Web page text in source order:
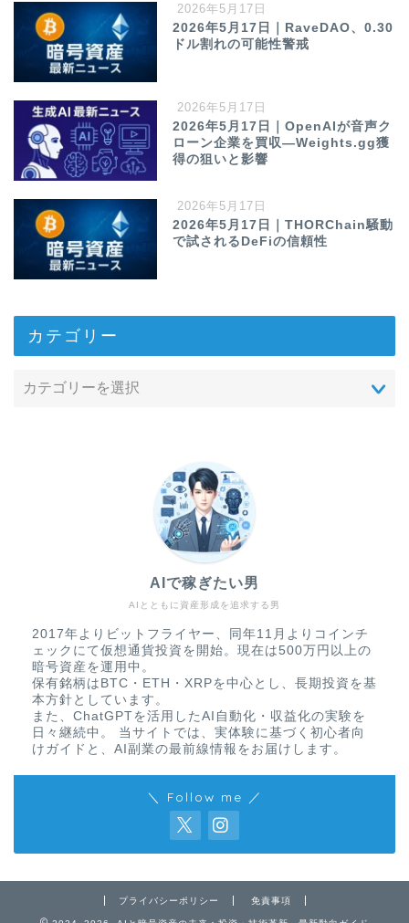
2026年5月17日
2026年5月17日｜RaveDAO、0.30
ドル割れの可能性警戒
2026年5月17日
2026年5月17日｜OpenAIが音声ク
ローン企業を買収—Weights.gg獲
得の狙いと影響
2026年5月17日
2026年5月17日｜THORChain騒動
で試されるDeFiの信頼性
カテゴリー
AIとともに資産形成を追求する男
AIで稼ぎたい男
2017年よりビットフライヤー、同年11月よりコインチ
ェックにて仮想通貨投資を開始。現在は500万円以上の
暗号資産を運用中。
保有銘柄はBTC・ETH・XRPを中心とし、長期投資を基
本方針としています。
また、ChatGPTを活用したAI自動化・収益化の実験を
日々継続中。 当サイトでは、実体験に基づく初心者向
けガイドと、AI副業の最前線情報をお届けします。
＼ Follow me ／
プライバシーポリシー 免責事項